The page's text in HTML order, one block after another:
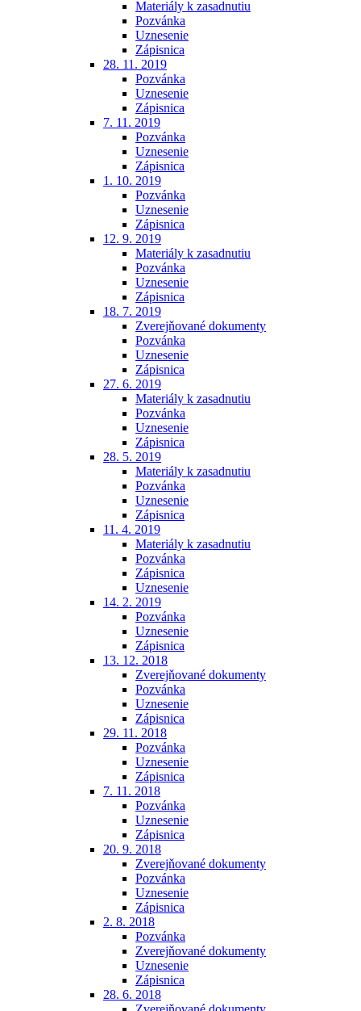
Materiály k zasadnutiu
Pozvánka
Uznesenie
Zápisnica
28. 11. 2019
Pozvánka
Uznesenie
Zápisnica
7. 11. 2019
Pozvánka
Uznesenie
Zápisnica
1. 10. 2019
Pozvánka
Uznesenie
Zápisnica
12. 9. 2019
Materiály k zasadnutiu
Pozvánka
Uznesenie
Zápisnica
18. 7. 2019
Zverejňované dokumenty
Pozvánka
Uznesenie
Zápisnica
27. 6. 2019
Materiály k zasadnutiu
Pozvánka
Uznesenie
Zápisnica
28. 5. 2019
Materiály k zasadnutiu
Pozvánka
Uznesenie
Zápisnica
11. 4. 2019
Materiály k zasadnutiu
Pozvánka
Zápisnica
Uznesenie
14. 2. 2019
Pozvánka
Uznesenie
Zápisnica
13. 12. 2018
Zverejňované dokumenty
Pozvánka
Uznesenie
Zápisnica
29. 11. 2018
Pozvánka
Uznesenie
Zápisnica
7. 11. 2018
Pozvánka
Uznesenie
Zápisnica
20. 9. 2018
Zverejňované dokumenty
Pozvánka
Uznesenie
Zápisnica
2. 8. 2018
Pozvánka
Zverejňované dokumenty
Uznesenie
Zápisnica
28. 6. 2018